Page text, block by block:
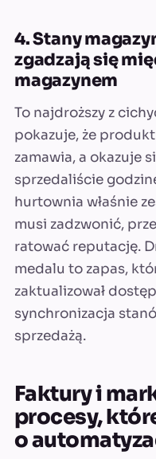
4. Stany
zgadzają się
magazynem
To najdroższy z
pokazuje, że
zamawia, a okazuje
sprzedaliście
hurtownia właśnie
musi zadzwonić,
ratować reputację.
medalu to zapas,
zaktualizował
synchronizacja
sprzedażą.
Faktury i
procesy,
o